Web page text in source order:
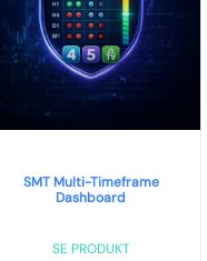
SMT Multi-Timeframe
Dashboard
SE PRODUKT